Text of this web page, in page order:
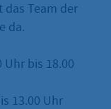
das Team der
da.
Uhr bis 18.00
13.00 Uhr